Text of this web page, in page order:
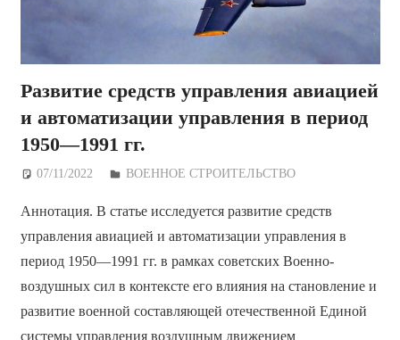
Развитие средств управления авиацией
и автоматизации управления в период
1950—1991 гг.
07/11/2022 Дежурный по Редакции
ВОЕННОЕ СТРОИТЕЛЬСТВО
Аннотация. В статье исследуется развитие средств
управления авиацией и автоматизации управления в
период 1950—1991 гг. в рамках советских Военно-
воздушных сил в контексте его влияния на становление и
развитие военной составляющей отечественной Единой
системы управления воздушным движением